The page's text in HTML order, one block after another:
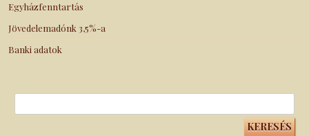
Egyházfenntartás
Jövedelemadónk 3,5%-a
Banki adatok